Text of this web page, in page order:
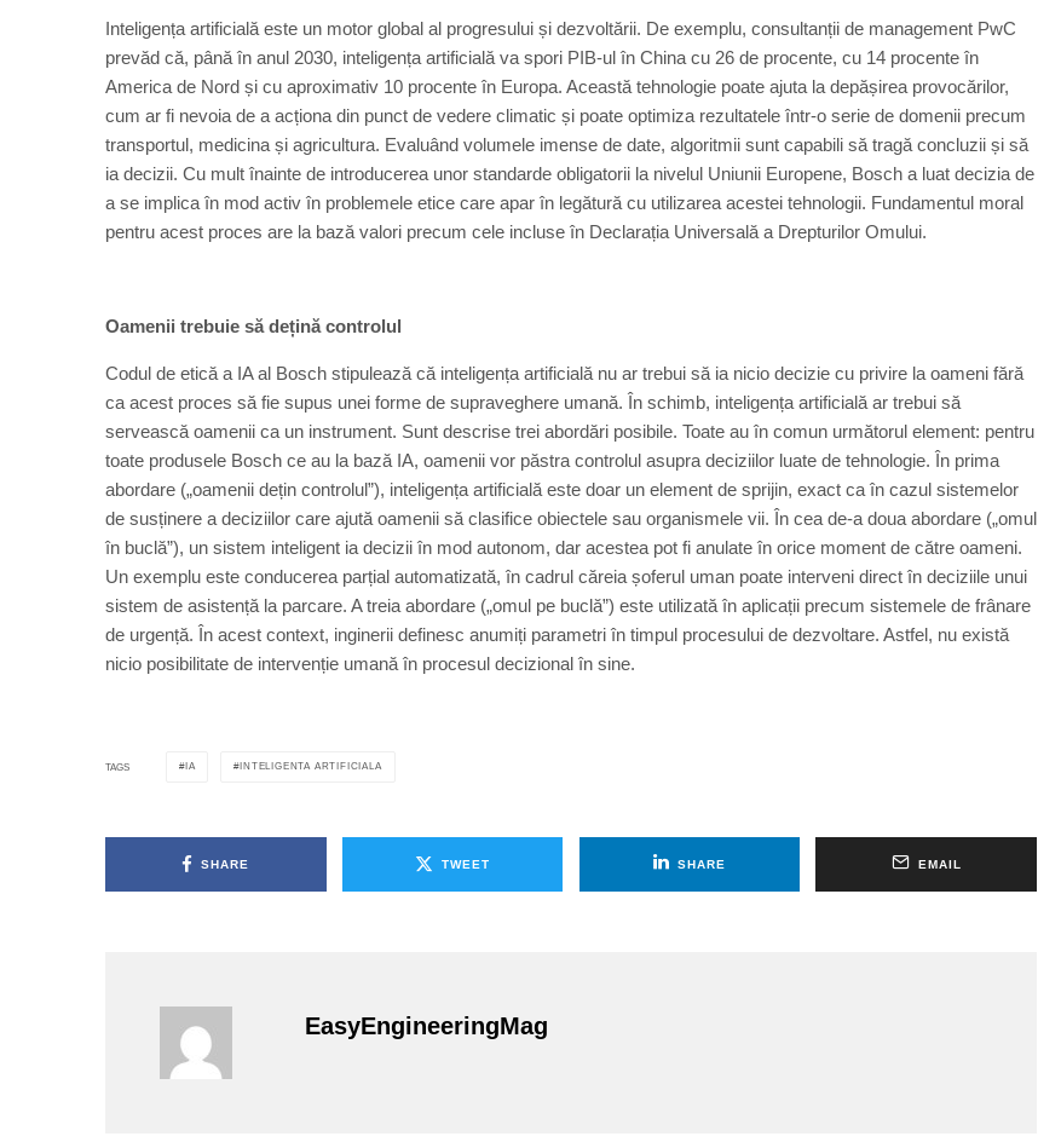
Inteligența artificială este un motor global al progresului și dezvoltării. De exemplu, consultanții de management PwC
prevăd că, până în anul 2030, inteligența artificială va spori PIB-ul în China cu 26 de procente, cu 14 procente în
America de Nord și cu aproximativ 10 procente în Europa. Această tehnologie poate ajuta la depășirea provocărilor,
cum ar fi nevoia de a acționa din punct de vedere climatic și poate optimiza rezultatele într-o serie de domenii precum
transportul, medicina și agricultura. Evaluând volumele imense de date, algoritmii sunt capabili să tragă concluzii și să
ia decizii. Cu mult înainte de introducerea unor standarde obligatorii la nivelul Uniunii Europene, Bosch a luat decizia de
a se implica în mod activ în problemele etice care apar în legătură cu utilizarea acestei tehnologii. Fundamentul moral
pentru acest proces are la bază valori precum cele incluse în Declarația Universală a Drepturilor Omului.
Oamenii trebuie să dețină controlul
Codul de etică a IA al Bosch stipulează că inteligența artificială nu ar trebui să ia nicio decizie cu privire la oameni fără
ca acest proces să fie supus unei forme de supraveghere umană. În schimb, inteligența artificială ar trebui să
servească oamenii ca un instrument. Sunt descrise trei abordări posibile. Toate au în comun următorul element: pentru
toate produsele Bosch ce au la bază IA, oamenii vor păstra controlul asupra deciziilor luate de tehnologie. În prima
abordare („oamenii dețin controlul”), inteligența artificială este doar un element de sprijin, exact ca în cazul sistemelor
de susținere a deciziilor care ajută oamenii să clasifice obiectele sau organismele vii. În cea de-a doua abordare („omul
în buclă”), un sistem inteligent ia decizii în mod autonom, dar acestea pot fi anulate în orice moment de către oameni.
Un exemplu este conducerea parțial automatizată, în cadrul căreia șoferul uman poate interveni direct în deciziile unui
sistem de asistență la parcare. A treia abordare („omul pe buclă”) este utilizată în aplicații precum sistemele de frânare
de urgență. În acest context, inginerii definesc anumiți parametri în timpul procesului de dezvoltare. Astfel, nu există
nicio posibilitate de intervenție umană în procesul decizional în sine.
TAGS IA INTELIGENTA ARTIFICIALA
SHARE TWEET SHARE EMAIL
EasyEngineeringMag